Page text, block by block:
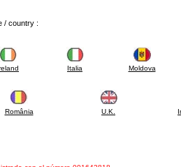
/ country :
Italia Moldova
România U.K.